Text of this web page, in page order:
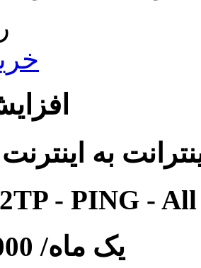
به
- PING -
یک ماه/